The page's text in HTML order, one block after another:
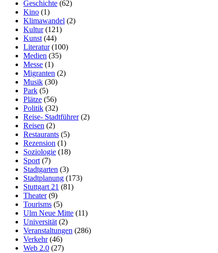
Geschichte (62)
Kino (1)
Klimawandel (2)
Kultur(121)
Kunst (44)
Literatur(100)
Medien (35)
Messe (1)
Migranten (2)
Musik (30)
Park (5)
Plätze (56)
Politik (32)
Reise- Stadtführer(2)
Reisen (2)
Restaurants (5)
Rezension (1)
Soziologie (18)
Sport (7)
Stadtgarten (3)
Stadtplanung (173)
Stuttgart 21 (81)
Theater(9)
Tourisms (5)
Ulm Neue Mitte (11)
Universität (2)
Veranstaltungen (286)
Verkehr(46)
Web 2.0 (27)